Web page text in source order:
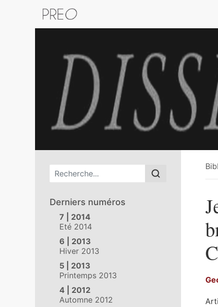
Menu principal
Derniers numéros
7 | 2014
Eté 2014
6 | 2013
Hiver 2013
5 | 2013
Printemps 2013
4 | 2012
Automne 2012